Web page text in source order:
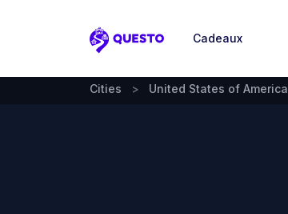
Questo
Cadeaux
Cities > United States of America